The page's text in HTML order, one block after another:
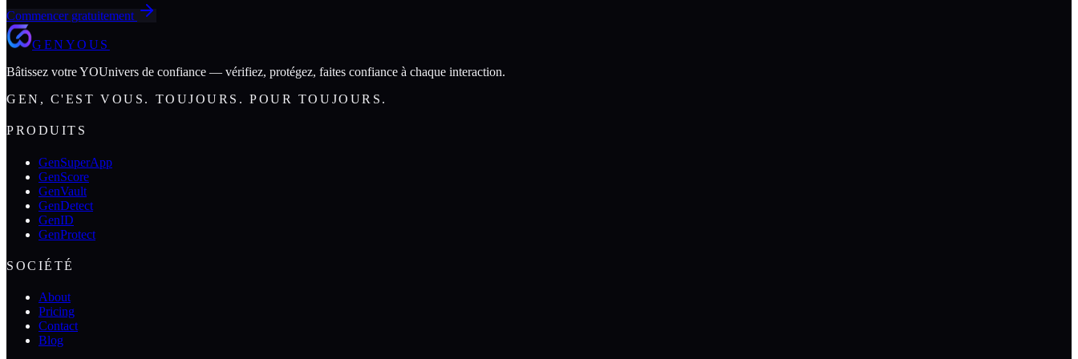
Commencer gratuitement
GENYOUS
Bâtissez votre YOUnivers de confiance — vérifiez, protégez, faites confiance à chaque interaction.
GEN, C'EST VOUS. TOUJOURS. POUR TOUJOURS.
PRODUITS
GenSuperApp
GenScore
GenVault
GenDetect
GenID
GenProtect
SOCIÉTÉ
About
Pricing
Contact
Blog